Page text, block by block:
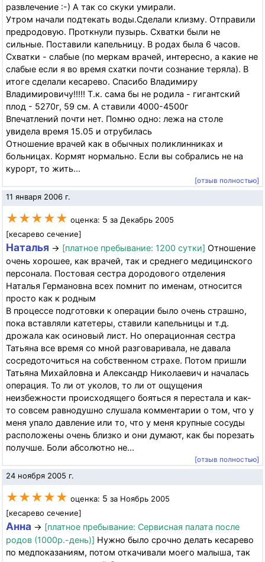
развлечение :-) А так со скуки умирали.
Утром начали подтекать воды.Сделали клизму. Отправили
предродовую. Проткнули пузырь. Схватки были не
сильные. Поставили капельницу. В родах была 6 часов.
Схватки - слабые (по меркам врачей, интересно, а какие не
слабые если я во время схатки почти сознание теряла). В
итоге сделали кесарево. Спасибо Владимиру
Владимировичу!!!!! Т.к. сама бы не родила - гигантский
плод - 5270г, 59 см. А ставили 4000-4500г
Впечатлений почти нет. Помню одно: лежа на столе
увидела время 15.05 и отрубилась
Отношение врачей как в обычных поликлинниках и
больницах. Кормят нормально. Если вы собрались не на
курорт, то жить...
[отзыв полностью]
11 января 2006 г.
★★★★★ оценка: 5 за Декабрь 2005
[кесарево сечение]
Наталья → [платное пребывание: 1200 сутки] Отношение
очень хорошее, как врачей, так и среднего медицинского
персонала. Постовая сестра дородового отделения
Наталья Германовна всех помнит по именам, относится
просто как к родным
В процессе подготовки к операции было очень страшно,
пока вставляли катетеры, ставили капельницы и т.д.
дрожала как осиновый лист. Но операционная сестра
Татьяна все время со мной разговаривала, не давала
сосредоточиться на собственном страхе. Потом пришли
Татьяна Михайловна и Александр Николаевич и началась
операция. То ли от уколов, то ли от ощущения
неизбежности происходящего бояться я перестала и как-
то совсем равнодушно слушала комментарии о том, что у
меня упало давление или то, что у меня крупные сосуды
расположены очень близко и они думают, как бы порезать
получше. Боли абсолютно не...
[отзыв полностью]
24 ноября 2005 г.
★★★★★ оценка: 5 за Ноябрь 2005
[кесарево сечение]
Анна → [платное пребывание: Сервисная палата после
родов (1000р.-день)] Нужно было срочно делать кесарево
по медпоказаниям, потом откачивали моего малыша, так